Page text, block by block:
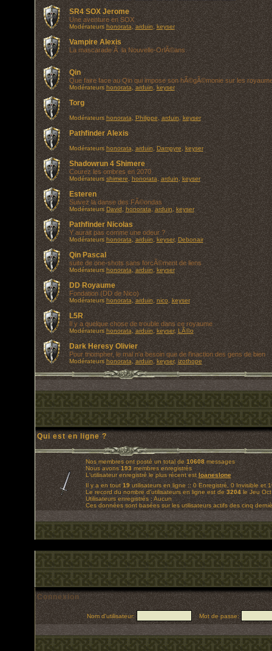
SR4 SOX Jerome
Une aventure en SOX
Modérateurs honorata ,arduin ,keyser
Vampire Alexis
La mascarade Ã la Nouvelle-OrlÃ©ans
Qin
Que faire face au Qin qui impose son hÃ©gÃ©monie sur les
Modérateurs honorata ,arduin ,keyser
Torg
Modérateurs honorata ,Philippe arduin,keyser
Pathfinder Alexis
Modérateurs honorata ,arduin ,Dampyre, keyser
Shadowrun 4 Shimere
Courez les ombres en 2070
Modérateurs shimere,honorata, arduin,keyser
Esteren
Suivez la danse des FÃ©ondas
Modérateurs David honorata arduin keyser
Pathfinder Nicolas
Y aurait pas comme une odeur ?
Modérateurs honorata ,arduin ,keyser,Debonair
Qin Pascal
suite de one-shots sans forcÃ©ment de liens
Modérateurs honorata ,arduin ,keyser
DD Royaume
Fondation (DD de Nico)
Modérateurs honorata ,arduin ,nico ,keyser
L5R
Il y a quelque chose de trouble dans ce royaume
Modérateurs honorata ,arduin ,keyser,LÃ©o
Dark Heresy Olivier
Pour triompher, le mal n'a besoin que de l'inaction des gens de bien
Modérateurs honorata ,arduin ,keyser,izothope
Qui est en ligne ?
Nos membres ont posté un total de10608messages
Nous avons193membres enregistrés
L'utilisateur enregistré le plus récent est loaneslone
Il y a en tout19utilisateurs en ligne :: 0 Enregistré, 0 Invisible et
Le record du nombre d'utilisateurs en ligne est de3204le Jeu
Utilisateurs enregistrés : Aucun
Ces données sont basées sur les utilisateurs actifs des cinq
Connexion
Nom d'utilisateur: Mot de passe: